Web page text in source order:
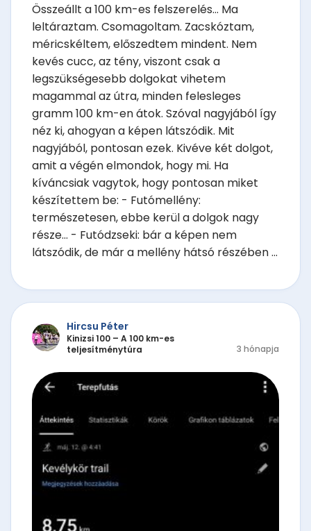
Összeállt a 100 km-es felszerelés... Ma
leltáraztam. Csomagoltam. Zacskóztam,
méricskéltem, előszedtem mindent. Nem
kevés cucc, az tény, viszont csak a
legszükségesebb dolgokat vihetem
magammal az útra, minden felesleges
gramm 100 km-en átok. Szóval nagyjából így
néz ki, ahogyan a képen látszódik. Mit
nagyjából, pontosan ezek. Kivéve két dolgot,
amit a végén elmondok, hogy mi. Ha
kíváncsiak vagytok, hogy pontosan miket
készítettem be: - Futómellény:
természetesen, ebbe kerül a dolgok nagy
része... - Futódzseki: bár a képen nem
látszódik, de már a mellény hátsó részében ...
Hircsu Péter
Kinizsi 100 – A 100 km-es
teljesítménytúra
3 hónapja